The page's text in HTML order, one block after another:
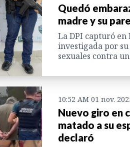
Quedó
madre y su
La DPI capturó en
investigada por
sexuales contra
10:52 AM 01 nov.
Nuevo giro en
matado a su
declaró